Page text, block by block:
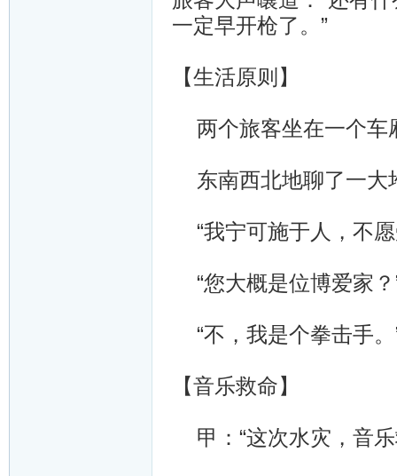
一定早开枪了。”
【生活原则】
两个旅客坐在一个车
东南西北地聊了一大
“我宁可施于人，不
“您大概是位博爱家？
“不，我是个拳击手。
【音乐救命】
甲：“这次水灾，音